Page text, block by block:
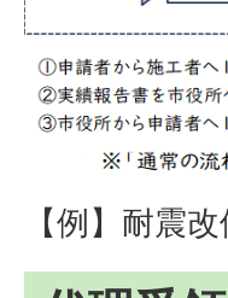
【例】耐震